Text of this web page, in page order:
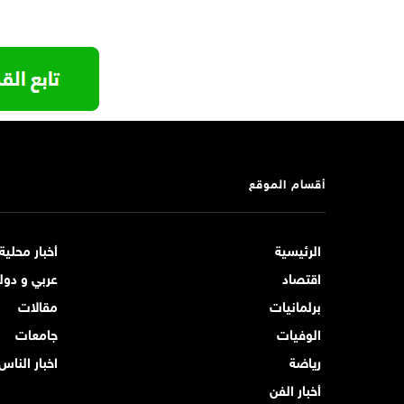
أقسام الموقع
الرئيسية
أخبار
اقتصاد
عربي و
برلمانيات
مقالات
الوفيات
جامعات
رياضة
اخبار
أخبار الفن